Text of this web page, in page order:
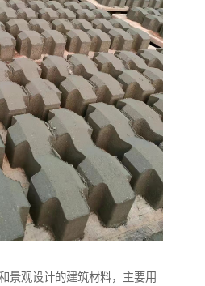
景观设计的建筑材料，主要用